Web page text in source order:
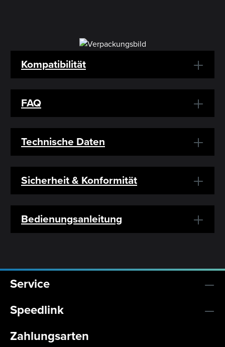
Kompatibilität
FAQ
Technische Daten
Sicherheit & Konformität
Bedienungsanleitung
Service
Speedlink
Zahlungsarten